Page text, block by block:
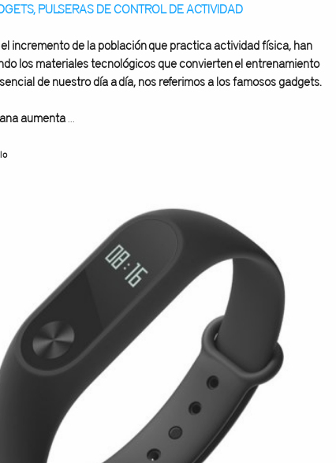
PULSERAS DE CONTROL DE ACTIVIDAD
incremento de la población que practica actividad física, han
los materiales tecnológicos que convierten el entrenamiento
de nuestro día a día, nos referimos a los famosos gadgets.
aumenta...